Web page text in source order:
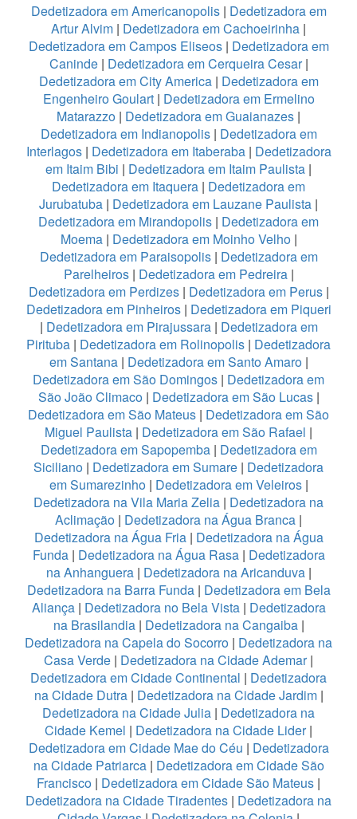
Dedetizadora em Americanopolis | Dedetizadora em
Artur Alvim | Dedetizadora em Cachoeirinha |
Dedetizadora em Campos Eliseos | Dedetizadora em
Caninde| Dedetizadora em Cerqueira Cesar|
Dedetizadora em City America | Dedetizadora em
Engenheiro Goulart | Dedetizadora em Ermelino
Matarazzo | Dedetizadora em Guaianazes |
Dedetizadora em Indianopolis| Dedetizadora em
Interlagos| Dedetizadora em Itaberaba| Dedetizadora
em Itaim Bibi | Dedetizadora em Itaim Paulista |
Dedetizadora em Itaquera | Dedetizadora em
Jurubatuba | Dedetizadora em Lauzane Paulista |
Dedetizadora em Mirandopolis | Dedetizadora em
Moema| Dedetizadora em Moinho Velho |
Dedetizadora em Paraisopolis| Dedetizadora em
Parelheiros| Dedetizadora em Pedreira|
Dedetizadora em Perdizes| Dedetizadora em Perus|
Dedetizadora em Pinheiros| Dedetizadora em Piqueri
| Dedetizadora em Pirajussara| Dedetizadora em
Pirituba | Dedetizadora em Rolinopolis | Dedetizadora
em Santana| Dedetizadora em Santo Amaro|
Dedetizadora em São Domingos | Dedetizadora em
São João Climaco| Dedetizadora em São Lucas|
Dedetizadora em São Mateus | Dedetizadora em São
Miguel Paulista | Dedetizadora em São Rafael |
Dedetizadora em Sapopemba | Dedetizadora em
Siciliano | Dedetizadora em Sumare | Dedetizadora
em Sumarezinho| Dedetizadora em Veleiros|
Dedetizadora na Vila Maria Zelia | Dedetizadora na
Aclimação | Dedetizadora na Água Branca |
Dedetizadora na Água Fria| Dedetizadora na Água
Funda| Dedetizadora na Água Rasa | Dedetizadora
na Anhanguera| Dedetizadora na Aricanduva|
Dedetizadora na Barra Funda | Dedetizadora em Bela
Aliança | Dedetizadora no Bela Vista| Dedetizadora
na Brasilandia| Dedetizadora na Cangaiba|
Dedetizadora na Capela do Socorro | Dedetizadora na
Casa Verde | Dedetizadora na Cidade Ademar|
Dedetizadora em Cidade Continental | Dedetizadora
na Cidade Dutra | Dedetizadora na Cidade Jardim|
Dedetizadora na Cidade Julia | Dedetizadora na
Cidade Kemel | Dedetizadora na Cidade Lider|
Dedetizadora em Cidade Mae do Céu | Dedetizadora
na Cidade Patriarca| Dedetizadora em Cidade São
Francisco | Dedetizadora em Cidade São Mateus |
Dedetizadora na Cidade Tiradentes | Dedetizadora na